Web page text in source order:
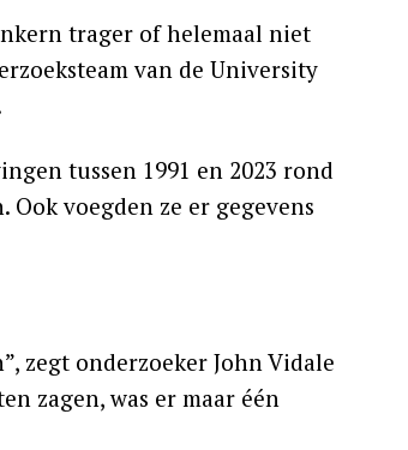
trager of helemaal niet
van de University
tussen 1991 en 2023 rond
voegden ze er gegevens
zegt onderzoeker John Vidale
zagen, was er maar één